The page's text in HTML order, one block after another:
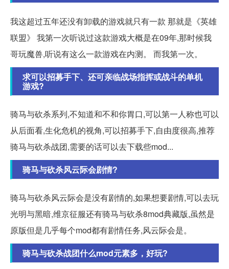
我这超过五年还没有卸载的游戏就只有一款 那就是《英雄
联盟》 我第一次听说过这款游戏大概是在09年,那时候我
哥玩魔兽,听说有这么一款游戏在内测。 而我第一次。
求可以招募手下、还可亲临战场指挥或战斗的单机
游戏?
骑马与砍杀系列,不知道和不和你胃口,可以第一人称也可以
从后面看,生化危机的视角,可以招募手下,自由度很高,推荐
骑马与砍杀战团,需要的话可以去下载些mod...
骑马与砍杀风云际会剧情?
骑马与砍杀风云际会是没有剧情的,如果想要剧情,可以去玩
光明与黑暗,维京征服还有骑马与砍杀8mod典藏版,虽然是
原版但是几乎每个mod都有剧情任务,风云际会是。
骑马与砍杀战团什么mod元素多，好玩?